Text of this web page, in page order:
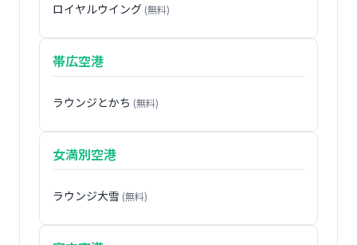
ロイヤルウイング (無料)
帯広空港
ラウンジとかち (無料)
女満別空港
ラウンジ大雪 (無料)